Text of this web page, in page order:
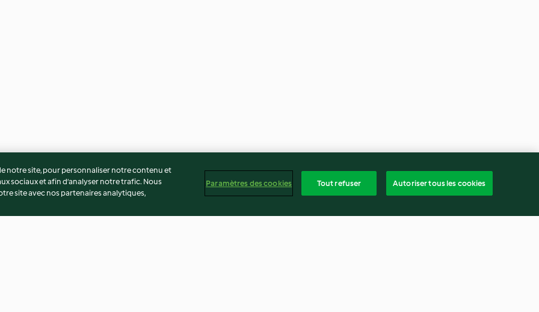
notre site, pour personnaliser notre contenu et
sociaux et afin d’analyser notre trafic. Nous
site avec nos partenaires analytiques,
Paramètres des cookies Tout refuser Autoriser tous les cookies